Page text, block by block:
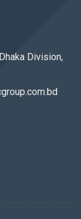
Division,